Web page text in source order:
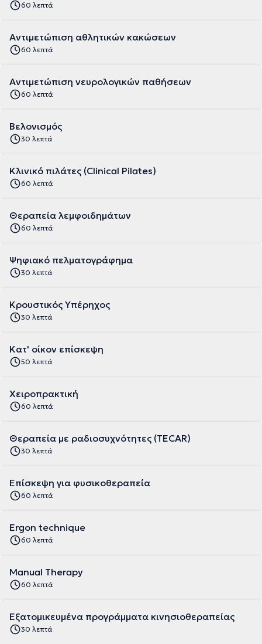
60 λεπτά
Αντιμετώπιση αθλητικών κακώσεων
60 λεπτά
Αντιμετώπιση νευρολογικών παθήσεων
60 λεπτά
Βελονισμός
30 λεπτά
Κλινικό πιλάτες (Clinical Pilates)
60 λεπτά
Θεραπεία λεμφοιδημάτων
60 λεπτά
Ψηφιακό πελματογράφημα
30 λεπτά
Κρουστικός Υπέρηχος
30 λεπτά
Κατ' οίκον επίσκεψη
50 λεπτά
Χειροπρακτική
60 λεπτά
Θεραπεία με ραδιοσυχνότητες (TECAR)
30 λεπτά
Επίσκεψη για φυσικοθεραπεία
60 λεπτά
Ergon technique
60 λεπτά
Manual Therapy
60 λεπτά
Εξατομικευμένα προγράμματα κινησιοθεραπείας
30 λεπτά